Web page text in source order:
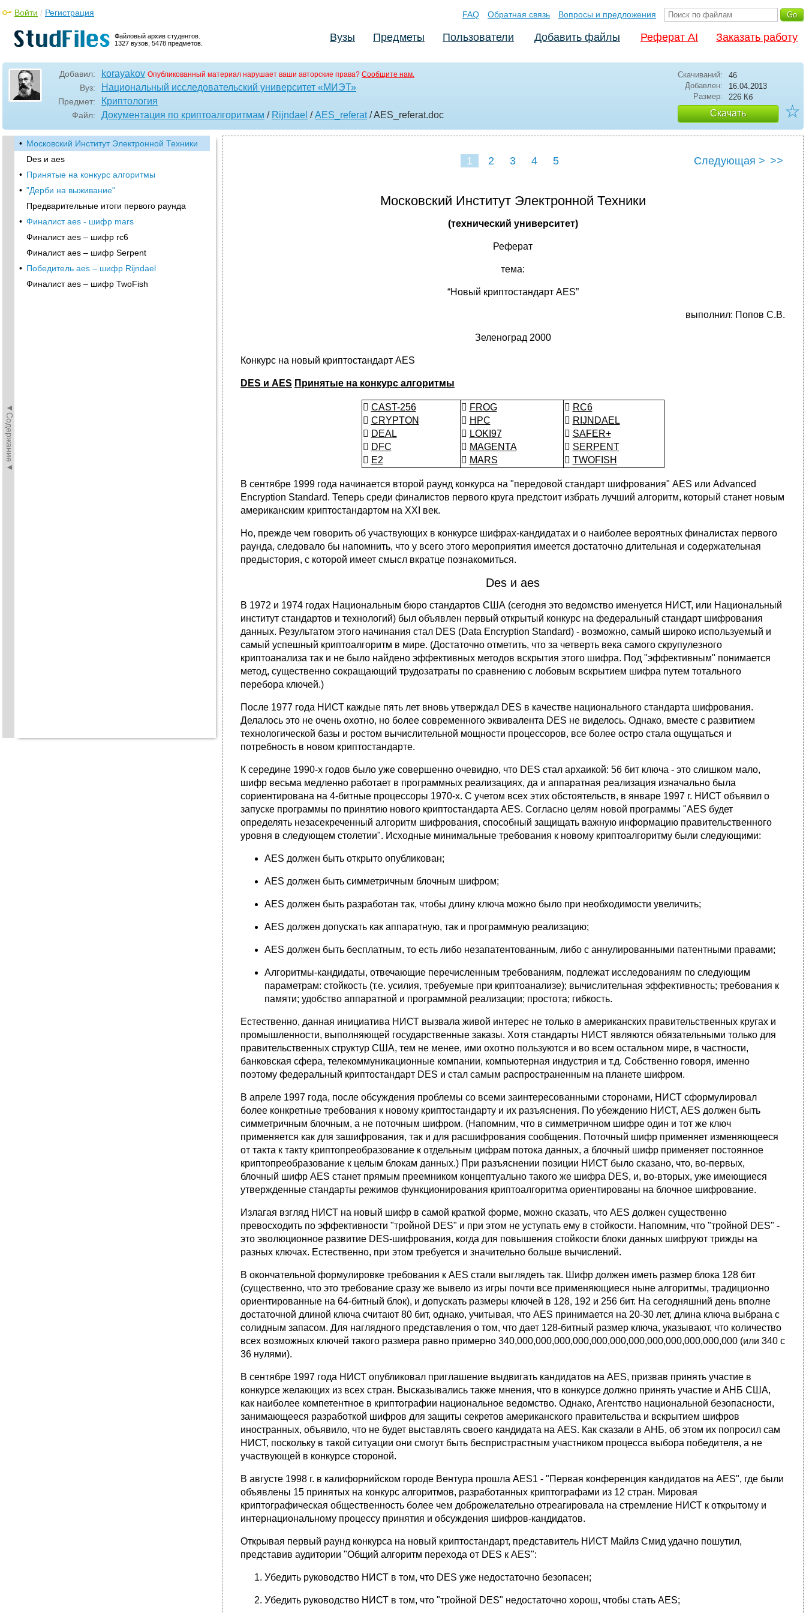
Файловый архив студентов.
1327 вузов, 5478 предметов.
Войти / Регистрация FAQ Обратная связь Вопросы и предложения
Вузы Предметы Пользователи Добавить файлы Реферат AI Заказать работу
Добавил: korayakov Опубликованный материал нарушает ваши авторские права? Сообщите нам.
Вуз: Национальный исследовательский университет «МИЭТ»
Предмет: Криптология
Файл: Документация по криптоалгоритмам / Rijndael /AES_referat/ AES_referat.doc
Скачиваний:
46
Добавлен:
16.04.2013
Размер:
226 Кб
Скачать ☆
◄Содержание◄
• Московский Институт Электронной Техники
Des и aes
• Принятые на конкурс алгоритмы
• "Дерби на выживание"
Предварительные итоги первого раунда
• Финалист aes - шифр mars
Финалист aes – шифр rc6
Финалист aes – шифр Serpent
• Победитель aes – шифр Rijndael
Финалист aes – шифр TwoFish
1 2 3 4 5 Следующая > >>
Московский Институт Электронной Техники
(технический университет)
Реферат
тема:
“Новый криптостандарт AES”
выполнил: Попов С.В.
Зеленоград 2000
Конкурс на новый криптостандарт AES
DES и AES Принятые на конкурс алгоритмы
 CAST-256
 CRYPTON
 DEAL
 DFC
 E2
 FROG
 HPC
 LOKI97
 MAGENTA
 MARS
 RC6
 RIJNDAEL
 SAFER+
 SERPENT
 TWOFISH
В сентябре 1999 года начинается второй раунд конкурса на "передовой стандарт шифрования" AES или Advanced
Encryption Standard. Теперь среди финалистов первого круга предстоит избрать лучший алгоритм, который станет новым
американским криптостандартом на XXI век.
Но, прежде чем говорить об участвующих в конкурсе шифрах-кандидатах и о наиболее вероятных финалистах первого
раунда, следовало бы напомнить, что у всего этого мероприятия имеется достаточно длительная и содержательная
предыстория, с которой имеет смысл вкратце познакомиться.
Des и aes
В 1972 и 1974 годах Национальным бюро стандартов США (сегодня это ведомство именуется НИСТ, или Национальный
институт стандартов и технологий) был объявлен первый открытый конкурс на федеральный стандарт шифрования
данных. Результатом этого начинания стал DES (Data Encryption Standard) - возможно, самый широко используемый и
самый успешный криптоалгоритм в мире. (Достаточно отметить, что за четверть века самого скрупулезного
криптоанализа так и не было найдено эффективных методов вскрытия этого шифра. Под "эффективным" понимается
метод, существенно сокращающий трудозатраты по сравнению с лобовым вскрытием шифра путем тотального
перебора ключей.)
После 1977 года НИСТ каждые пять лет вновь утверждал DES в качестве национального стандарта шифрования.
Делалось это не очень охотно, но более современного эквивалента DES не виделось. Однако, вместе с развитием
технологической базы и ростом вычислительной мощности процессоров, все более остро стала ощущаться и
потребность в новом криптостандарте.
К середине 1990-х годов было уже совершенно очевидно, что DES стал архаикой: 56 бит ключа - это слишком мало,
шифр весьма медленно работает в программных реализациях, да и аппаратная реализация изначально была
сориентирована на 4-битные процессоры 1970-х. С учетом всех этих обстоятельств, в январе 1997 г. НИСТ объявил о
запуске программы по принятию нового криптостандарта AES. Согласно целям новой программы "AES будет
определять незасекреченный алгоритм шифрования, способный защищать важную информацию правительственного
уровня в следующем столетии". Исходные минимальные требования к новому криптоалгоритму были следующими:
AES должен быть открыто опубликован;
AES должен быть симметричным блочным шифром;
AES должен быть разработан так, чтобы длину ключа можно было при необходимости увеличить;
AES должен допускать как аппаратную, так и программную реализацию;
AES должен быть бесплатным, то есть либо незапатентованным, либо с аннулированными патентными правами;
Алгоритмы-кандидаты, отвечающие перечисленным требованиям, подлежат исследованиям по следующим
параметрам: стойкость (т.е. усилия, требуемые при криптоанализе); вычислительная эффективность; требования к
памяти; удобство аппаратной и программной реализации; простота; гибкость.
Естественно, данная инициатива НИСТ вызвала живой интерес не только в американских правительственных кругах и
промышленности, выполняющей государственные заказы. Хотя стандарты НИСТ являются обязательными только для
правительственных структур США, тем не менее, ими охотно пользуются и во всем остальном мире, в частности,
банковская сфера, телекоммуникационные компании, компьютерная индустрия и т.д. Собственно говоря, именно
поэтому федеральный криптостандарт DES и стал самым распространенным на планете шифром.
В апреле 1997 года, после обсуждения проблемы со всеми заинтересованными сторонами, НИСТ сформулировал
более конкретные требования к новому криптостандарту и их разъяснения. По убеждению НИСТ, AES должен быть
симметричным блочным, а не поточным шифром. (Напомним, что в симметричном шифре один и тот же ключ
применяется как для зашифрования, так и для расшифрования сообщения. Поточный шифр применяет изменяющееся
от такта к такту криптопреобразование к отдельным цифрам потока данных, а блочный шифр применяет постоянное
криптопреобразование к целым блокам данных.) При разъяснении позиции НИСТ было сказано, что, во-первых,
блочный шифр AES станет прямым преемником концептуально такого же шифра DES, и, во-вторых, уже имеющиеся
утвержденные стандарты режимов функционирования криптоалгоритма ориентированы на блочное шифрование.
Излагая взгляд НИСТ на новый шифр в самой краткой форме, можно сказать, что AES должен существенно
превосходить по эффективности "тройной DES" и при этом не уступать ему в стойкости. Напомним, что "тройной DES" -
это эволюционное развитие DES-шифрования, когда для повышения стойкости блоки данных шифруют трижды на
разных ключах. Естественно, при этом требуется и значительно больше вычислений.
В окончательной формулировке требования к AES стали выглядеть так. Шифр должен иметь размер блока 128 бит
(существенно, что это требование сразу же вывело из игры почти все применяющиеся ныне алгоритмы, традиционно
ориентированные на 64-битный блок), и допускать размеры ключей в 128, 192 и 256 бит. На сегодняшний день вполне
достаточной длиной ключа считают 80 бит, однако, учитывая, что AES принимается на 20-30 лет, длина ключа выбрана с
солидным запасом. Для наглядного представления о том, что дает 128-битный размер ключа, указывают, что количество
всех возможных ключей такого размера равно примерно 340,000,000,000,000,000,000,000,000,000,000,000,000 (или 340 с
36 нулями).
В сентябре 1997 года НИСТ опубликовал приглашение выдвигать кандидатов на AES, призвав принять участие в
конкурсе желающих из всех стран. Высказывались также мнения, что в конкурсе должно принять участие и АНБ США,
как наиболее компетентное в криптографии национальное ведомство. Однако, Агентство национальной безопасности,
занимающееся разработкой шифров для защиты секретов американского правительства и вскрытием шифров
иностранных, объявило, что не будет выставлять своего кандидата на AES. Как сказали в АНБ, об этом их попросил сам
НИСТ, поскольку в такой ситуации они смогут быть беспристрастным участником процесса выбора победителя, а не
участвующей в конкурсе стороной.
В августе 1998 г. в калифорнийском городе Вентура прошла AES1 - "Первая конференция кандидатов на AES", где были
объявлены 15 принятых на конкурс алгоритмов, разработанных криптографами из 12 стран. Мировая
криптографическая общественность более чем доброжелательно отреагировала на стремление НИСТ к открытому и
интернациональному процессу принятия и обсуждения шифров-кандидатов.
Открывая первый раунд конкурса на новый криптостандарт, представитель НИСТ Майлз Смид удачно пошутил,
представив аудитории "Общий алгоритм перехода от DES к AES":
Убедить руководство НИСТ в том, что DES уже недостаточно безопасен;
Убедить руководство НИСТ в том, что "тройной DES" недостаточно хорош, чтобы стать AES;